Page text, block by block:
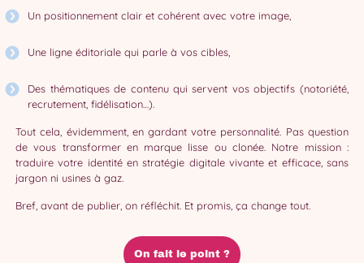
Un positionnement clair et cohérent avec votre image,
Une ligne éditoriale qui parle à vos cibles,
Des thématiques de contenu qui servent vos objectifs (notoriété,
recrutement, fidélisation…).
Tout cela, évidemment, en gardant votre personnalité. Pas question
de vous transformer en marque lisse ou clonée. Notre mission :
traduire votre identité en stratégie digitale vivante et efficace, sans
jargon ni usines à gaz.
Bref, avant de publier, on réfléchit. Et promis, ça change tout.
On fait le point ?